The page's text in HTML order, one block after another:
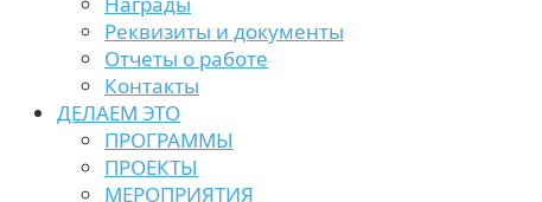
Реквизиты и документы
Отчеты о работе
Контакты
ДЕЛАЕМ ЭТО
ПРОГРАММЫ
ПРОЕКТЫ
МЕРОПРИЯТИЯ